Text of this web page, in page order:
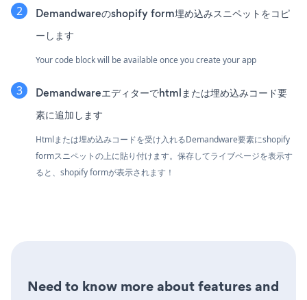
Demandwareのshopify form埋め込みスニペットをコピ
ーします
Your code block will be available once you create your app
Demandwareエディターでhtmlまたは埋め込みコード要
素に追加します
Htmlまたは埋め込みコードを受け入れるDemandware要素にshopify
formスニペットの上に貼り付けます。保存してライブページを表示す
ると、shopify formが表示されます！
Need to know more about features and